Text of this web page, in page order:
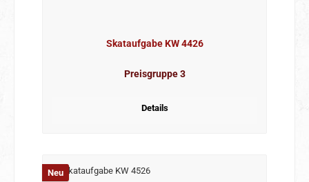
Skataufgabe KW 4426
Preisgruppe 3
Details
Neu